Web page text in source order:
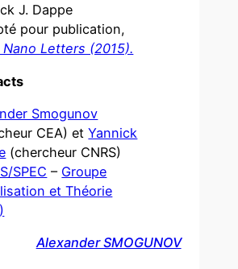
J. Dappe
pour publication,
Nano Letters (2015).
Smogunov
CEA) etYannick
(chercheur CNRS)
SPEC – Groupe
et Théorie
Alexander SMOGUNOV